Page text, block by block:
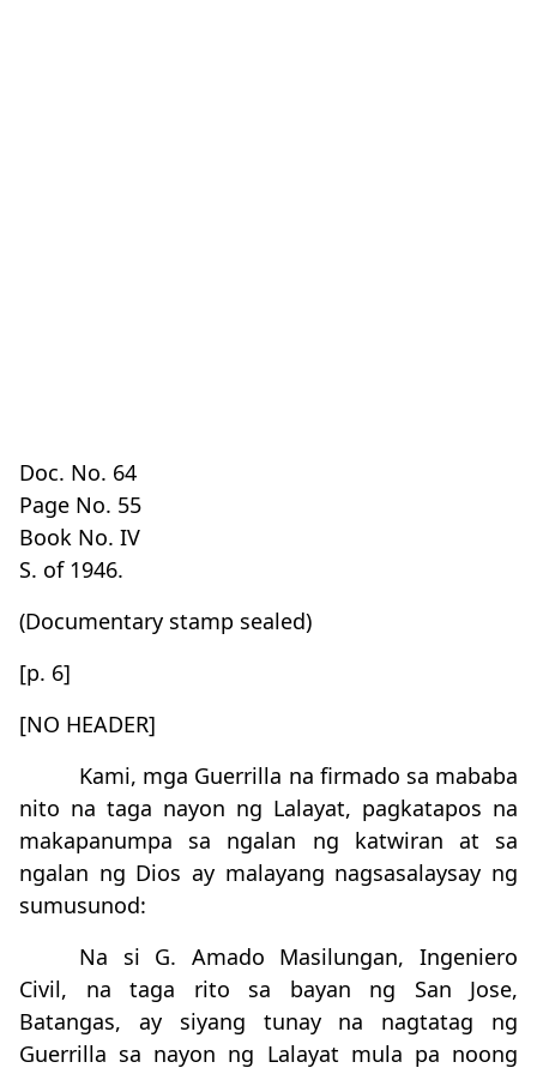
Doc. No. 64
Page No. 55
Book No. IV
S. of 1946.
(Documentary stamp sealed)
[p. 6]
[NO HEADER]
Kami, mga Guerrilla na firmado sa mababa
nito na taga nayon ng Lalayat, pagkatapos na
makapanumpa sa ngalan ng katwiran at sa
ngalan ng Dios ay malayang nagsasalaysay ng
sumusunod:
Na si G. Amado Masilungan, Ingeniero
Civil, na taga rito sa bayan ng San Jose,
Batangas, ay siyang tunay na nagtatag ng
Guerrilla sa nayon ng Lalayat mula pa noong